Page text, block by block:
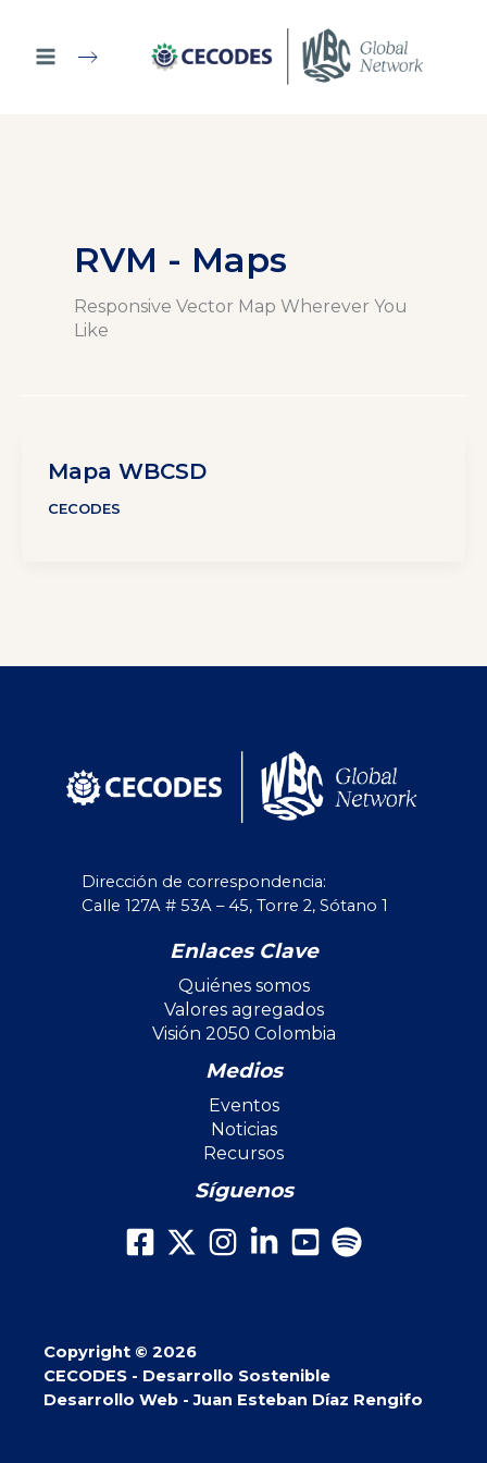
contenido
RVM - Maps
Responsive Vector Map Wherever You
Like
Mapa WBCSD
CECODES
Dirección de correspondencia:
Calle 127A # 53A – 45, Torre 2, Sótano 1
Enlaces Clave
Quiénes somos
Valores agregados
Visión 2050 Colombia
Medios
Eventos
Noticias
Recursos
Síguenos
Copyright © 2026
CECODES - Desarrollo Sostenible
Desarrollo Web - Juan Esteban Díaz Rengifo